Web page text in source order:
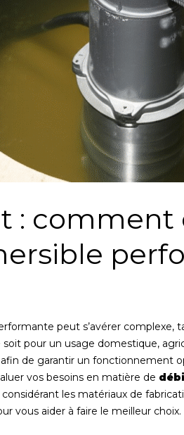
:
peut s’avérer complexe,
pour un usage domestique,
de garantir un fonctionnement
vos besoins en matière de
les matériaux de
vous aider à faire le meilleur choix.